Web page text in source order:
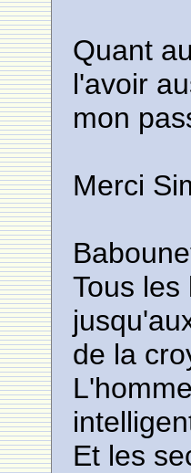
Quant
l'avoir
mon
Merci
Tous
de la
Et les